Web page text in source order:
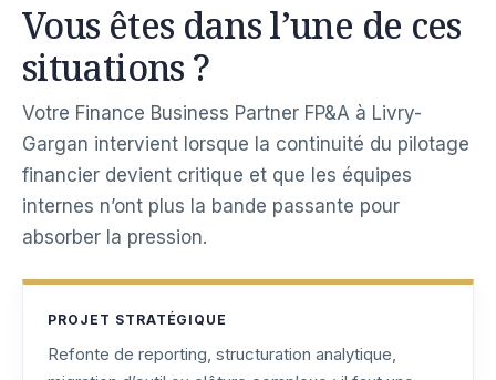
Vous êtes dans l’une de ces
situations ?
Votre Finance Business Partner FP&A à Livry-
Gargan intervient lorsque la continuité du pilotage
financier devient critique et que les équipes
internes n’ont plus la bande passante pour
absorber la pression.
PROJET STRATÉGIQUE
Refonte de reporting, structuration analytique,